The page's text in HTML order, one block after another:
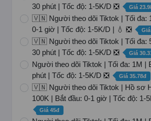
30 phút | Tốc độ: 1-5K/D ❎
Giá
🇻🇳 Người theo dõi Tiktok | Tối đa:
0-1 giờ | Tốc độ: 1-5K/D | 💧 ❎
🇻🇳 Người theo dõi Tiktok | Tối đa:
30 phút | Tốc độ: 1-5K/D ❎
Giá
Người theo dõi Tiktok | Tối đa: 1M |
phút | Tốc độ: 1-5K/D ❎
Giá 35.78đ
🇻🇳 Người theo dõi Tiktok | Hồ sơ
100K | Bắt đầu: 0-1 giờ | Tốc độ: 1-
Giá 45đ